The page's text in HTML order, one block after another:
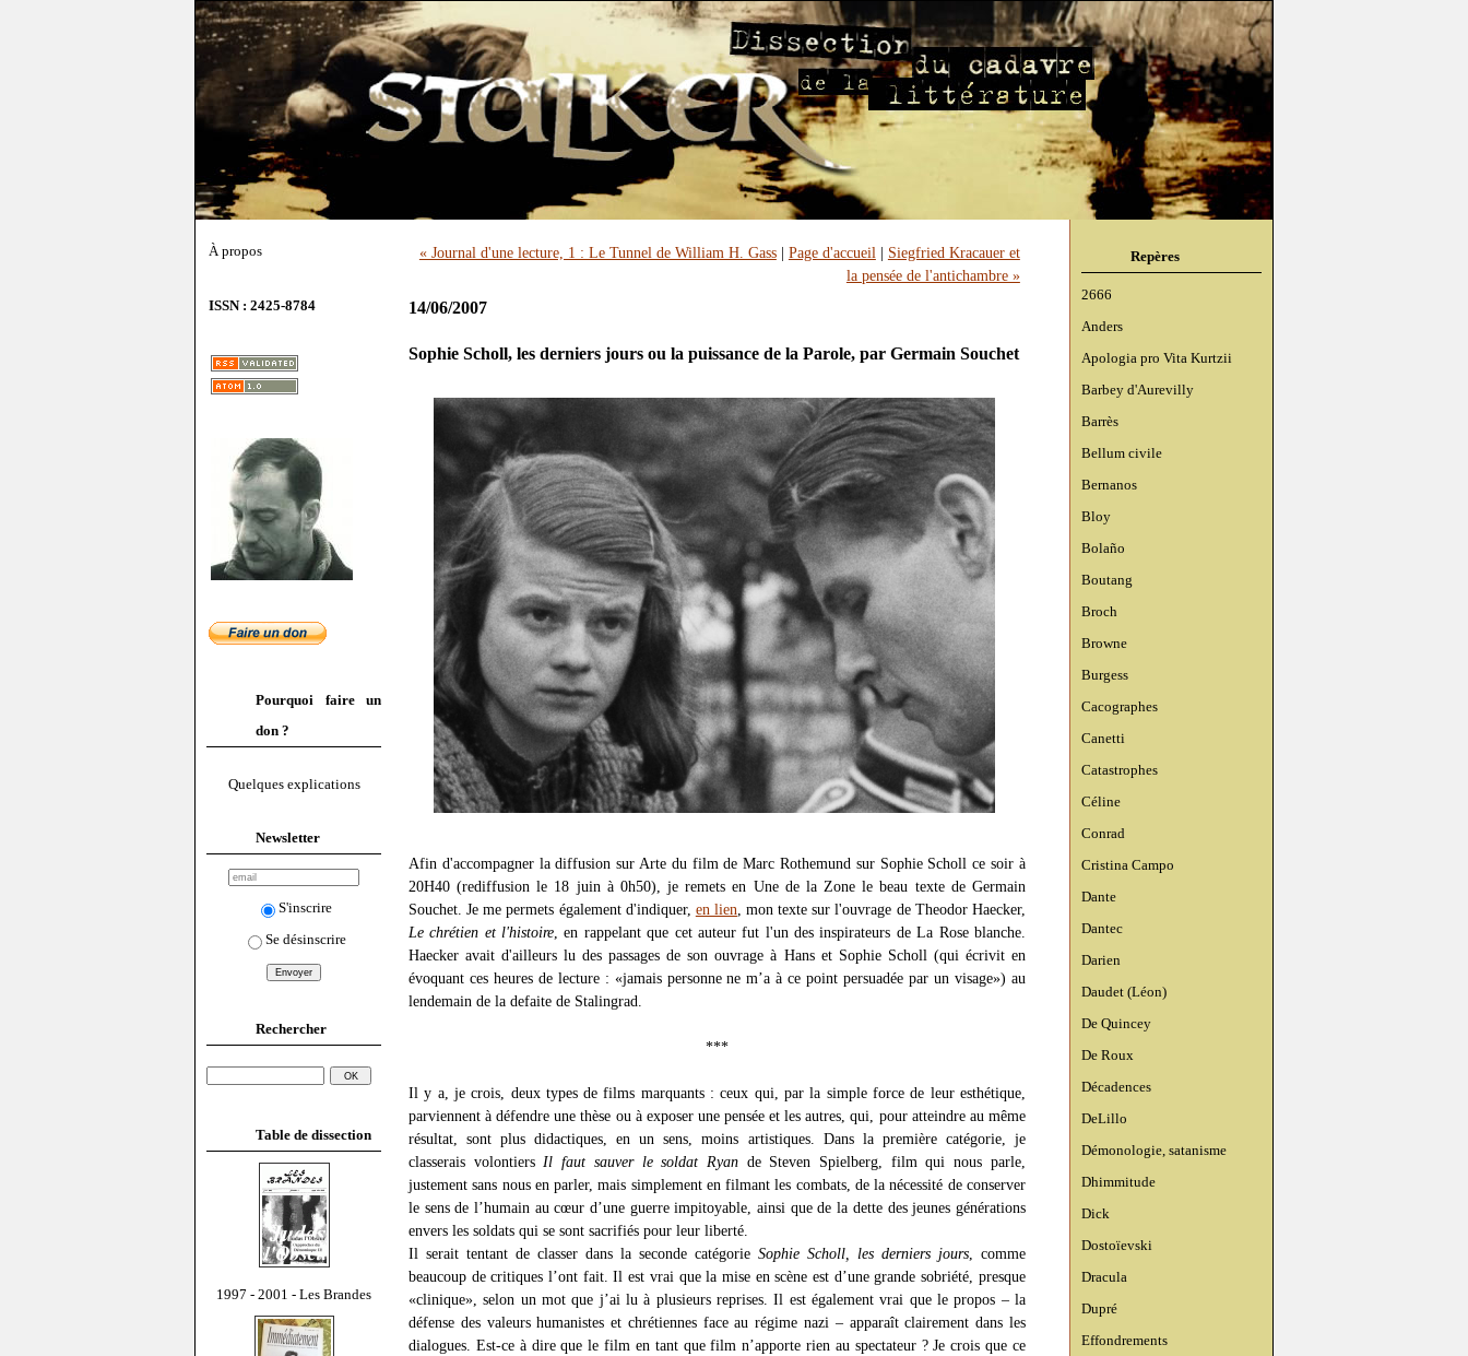
À propos
ISSN : 2425-8784
Pourquoi faire un
don ?
Quelques explications
Newsletter
S'inscrire
Se désinscrire
Rechercher
Table de dissection
1997 - 2001 - Les Brandes
Repères
2666
Anders
Apologia pro Vita Kurtzii
Barbey d'Aurevilly
Barrès
Bellum civile
Bernanos
Bloy
Bolaño
Boutang
Broch
Browne
Burgess
Cacographes
Canetti
Catastrophes
Céline
Conrad
Cristina Campo
Dante
Dantec
Darien
Daudet (Léon)
De Quincey
De Roux
Décadences
DeLillo
Démonologie, satanisme
Dhimmitude
Dick
Dostoïevski
Dracula
Dupré
Effondrements
« Journal d'une lecture, 1 : Le Tunnel de William H. Gass| Page d'accueil | Siegfried Kracauer et
la pensée de l'antichambre »
14/06/2007
Sophie Scholl, les derniers jours ou la puissance de la Parole, par Germain Souchet
Afin d'accompagner la diffusion sur Arte du film de Marc Rothemund sur Sophie Scholl ce soir à
20H40 (rediffusion le 18 juin à 0h50), je remets en Une de la Zone le beau texte de Germain
Souchet. Je me permets également d'indiquer, en lien , mon texte sur l'ouvrage de Theodor Haecker,
Le chrétien et l'histoire , en rappelant que cet auteur fut l'un des inspirateurs de La Rose blanche.
Haecker avait d'ailleurs lu des passages de son ouvrage à Hans et Sophie Scholl (qui écrivit en
évoquant ces heures de lecture : «jamais personne ne m’a à ce point persuadée par un visage») au
lendemain de la defaite de Stalingrad.
***
Il y a, je crois, deux types de films marquants : ceux qui, par la simple force de leur esthétique,
parviennent à défendre une thèse ou à exposer une pensée et les autres, qui, pour atteindre au même
résultat, sont plus didactiques, en un sens, moins artistiques. Dans la première catégorie, je
classerais volontiers Il faut sauver le soldat Ryande Steven Spielberg, film qui nous parle,
justement sans nous en parler, mais simplement en filmant les combats, de la nécessité de conserver
le sens de l’humain au cœur d’une guerre impitoyable, ainsi que de la dette des jeunes générations
envers les soldats qui se sont sacrifiés pour leur liberté.
Il serait tentant de classer dans la seconde catégorie Sophie Scholl, les derniers jours, comme
beaucoup de critiques l’ont fait. Il est vrai que la mise en scène est d’une grande sobriété, presque
«clinique», selon un mot que j’ai lu à plusieurs reprises. Il est également vrai que le propos – la
défense des valeurs humanistes et chrétiennes face au régime nazi – apparaît clairement dans les
dialogues. Est-ce à dire que le film en tant que film n’apporte rien au spectateur ? Je crois que ce